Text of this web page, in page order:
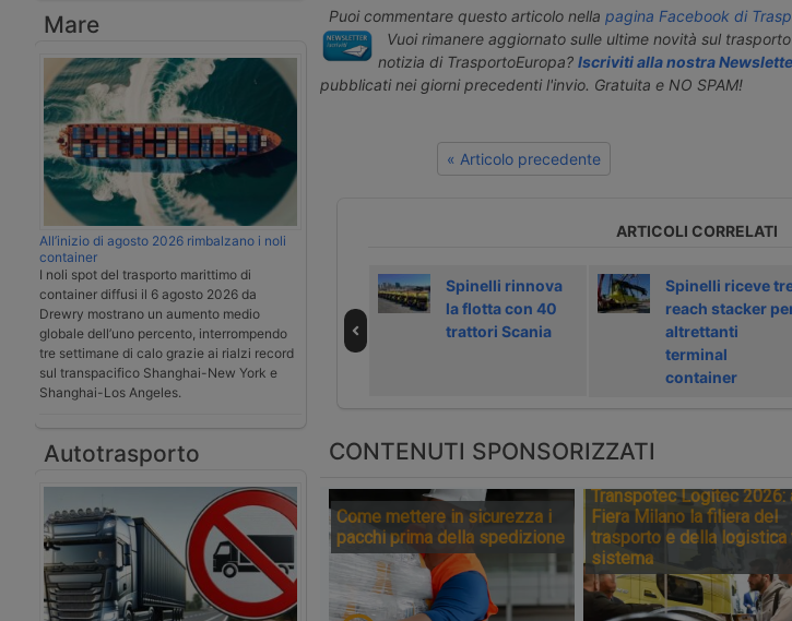
Mare
All’inizio di agosto 2026 rimbalzano i noli
container
I noli spot del trasporto marittimo di
container diffusi il 6 agosto 2026 da
Drewry mostrano un aumento medio
globale dell’uno percento, interrompendo
tre settimane di calo grazie ai rialzi record
sul transpacifico Shanghai-New York e
Shanghai-Los Angeles.
Autotrasporto
Puoi commentare questo articolo nella pagina Facebook di
Vuoi rimanere aggiornato sulle ultime novità sul
notizia di TrasportoEuropa? Iscriviti alla nostra
pubblicati nei giorni precedenti l'invio. Gratuita e NO SPAM!
« Articolo precedente
ARTICOLI CORRELATI
Hapag-Lloyd
vuole chiarezza
sul Genoa Port
Terminal
Avvocatura Stato
chiede un rinvio
sulla
concessione del
Gpt di Genova
Spinelli rinnova
la flotta con 40
trattori Scania
Spinelli riceve
reach stacker
altrettanti
terminal
container
CONTENUTI SPONSORIZZATI
Come mettere in sicurezza i
pacchi prima della spedizione
Transpotec Logitec 2026:
Fiera Milano la filiera del
trasporto e della logistica
sistema